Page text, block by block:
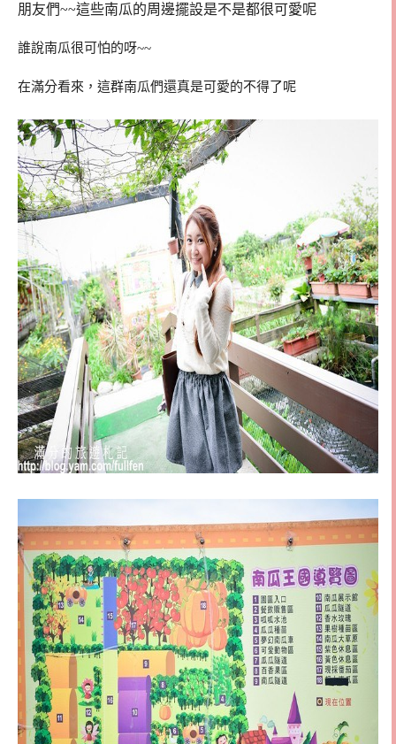
朋友們~~這些南瓜的周邊擺設是不是都很可愛呢
誰說南瓜很可怕的呀~~
在滿分看來，這群南瓜們還真是可愛的不得了呢